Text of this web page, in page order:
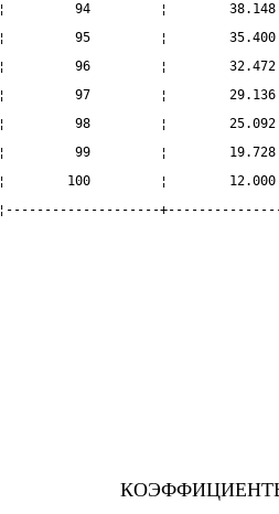
¦         94         ¦
¦         95         ¦
¦         96         ¦
¦         97         ¦
¦         98         ¦
¦         99         ¦
¦        100         ¦
¦--------------------